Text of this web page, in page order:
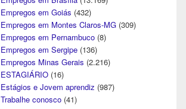
Empregos em Goiás (432)
Empregos em Montes Claros-MG (309)
Empregos em Pernambuco (8)
Empregos em Sergipe (136)
Empregos Minas Gerais (2.216)
ESTAGIÁRIO (16)
Estágios e Jovem aprendiz (987)
Trabalhe conosco (41)